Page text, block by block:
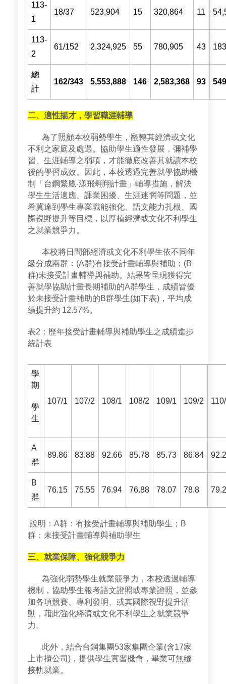
113-
1
18/37 523,904 15 320,864 11
113-
2
61/152 2,324,925 55 780,905 43
總
計
162/343 5,553,888 146 2,583,368 93
二、適性揚才，學習職涯輔導
為了照顧本校弱勢學生，翻轉其經濟或文化
不利之家庭及處遇。協助學生適性發展，彌補學
習、生涯輔導之弱項，才能徹底改善其就讀本校
後的學習成效。因此，本校透過完善就學協助機
制「台鋼繁鷹-漾飛翱翔計畫」輔導措施，解決
學生生活適應、課業困擾、生涯迷惘等問題，並
希冀達到學生專業職能強化、語文能力扎根、國
際視野提升等目標，以厚植經濟或文化不利學生
之就業競爭力。
本校將日間部經濟或文化不利學生依不同年
級分成兩群：(A群)有接受計畫輔導與補助；(B
群)未接受計畫輔導與補助。結果皆呈現獲得完
善就學協助計畫長期補助的A群學生，成績皆優
於未接受計畫補助的B群學生(如下表)，平均成
績提升約 12.57%。
表2：歷年接受計畫輔導與補助學生之成績進步
統計表
學
期
學
生
107/1 107/2 108/1 108/2 109/1 109/2
A
群
89.86 83.88 92.66 85.78 85.73 86.84
B
群
76.15 75.55 76.94 76.88 78.07 78.8
說明：A群：有接受計畫輔導與補助學生；B
群：未接受計畫輔導與補助學生
三、就業保障、強化競爭力
為強化弱勢學生就業競爭力，本校透過輔導
機制，協助學生報考語文證照或專業證照，並參
加各項競賽、專利發明、或其國際視野提升活
動，藉此強化經濟或文化不利學生之就業競爭
力。
此外，結合台鋼集團53家集團企業(含17家
上市櫃公司)，提供學生實習機會，畢業可無縫
接軌就業。